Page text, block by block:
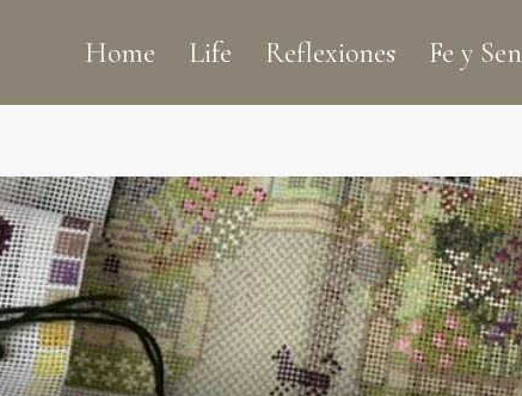
Home Life Reflexiones Fe y